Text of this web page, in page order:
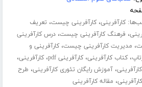
کارآفرینی،کارآفرینی چیست، تعریف
، فرهنگ کارآفرینی چیست،درس کارآفرینی
، مدیریت کارآفرینی چیست،کارآفرینی و
،کتاب کارآفرینی،کارآفرینی pdf ،کارآفرینی،
،آموزش رایگان تئوری کارآفرینی، طرح
، مقاله کارآفرینی